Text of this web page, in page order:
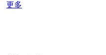
更多